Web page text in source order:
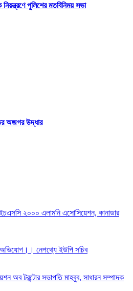
পুলিশের মতবিনিময় সভা
অজগর উদ্ধার
২০০০ এলামনি এসোসিয়েশন, কানাডার
অভিযোগ।। নেপথ্যে ইউপি সচিব
অব টরন্টোর সভাপতি মাহবুব, সাধারন সম্পাদক